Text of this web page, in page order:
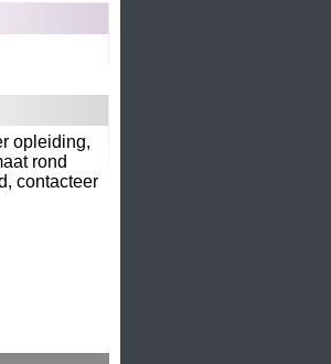
opleiding,
rond
contacteer